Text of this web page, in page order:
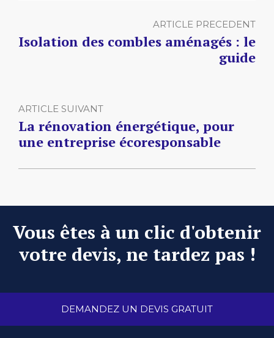
ARTICLE PRECEDENT
Isolation des combles aménagés : le
guide
ARTICLE SUIVANT
La rénovation énergétique, pour
une entreprise écoresponsable
Vous êtes à un clic d'obtenir
votre devis, ne tardez pas !
DEMANDEZ UN DEVIS GRATUIT